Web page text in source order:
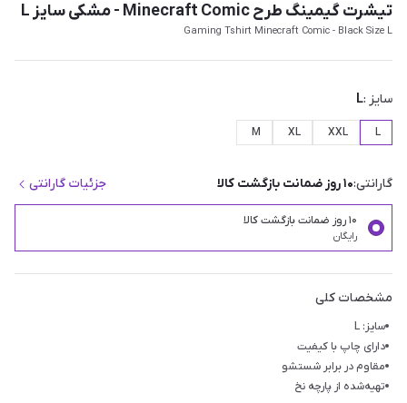
تیشرت گیمینگ طرح Minecraft Comic - مشکی سایز L
Gaming Tshirt Minecraft Comic - Black Size L
سایز :L
L
XXL
XL
M
گارانتی:۱۰ روز ضمانت بازگشت کالا جزئیات گارانتی
۱۰ روز ضمانت بازگشت کالا
رایگان
مشخصات کلی
سایز: L
دارای چاپ با کیفیت
مقاوم در برابر شستشو
تهیه‌شده از پارچه نخ